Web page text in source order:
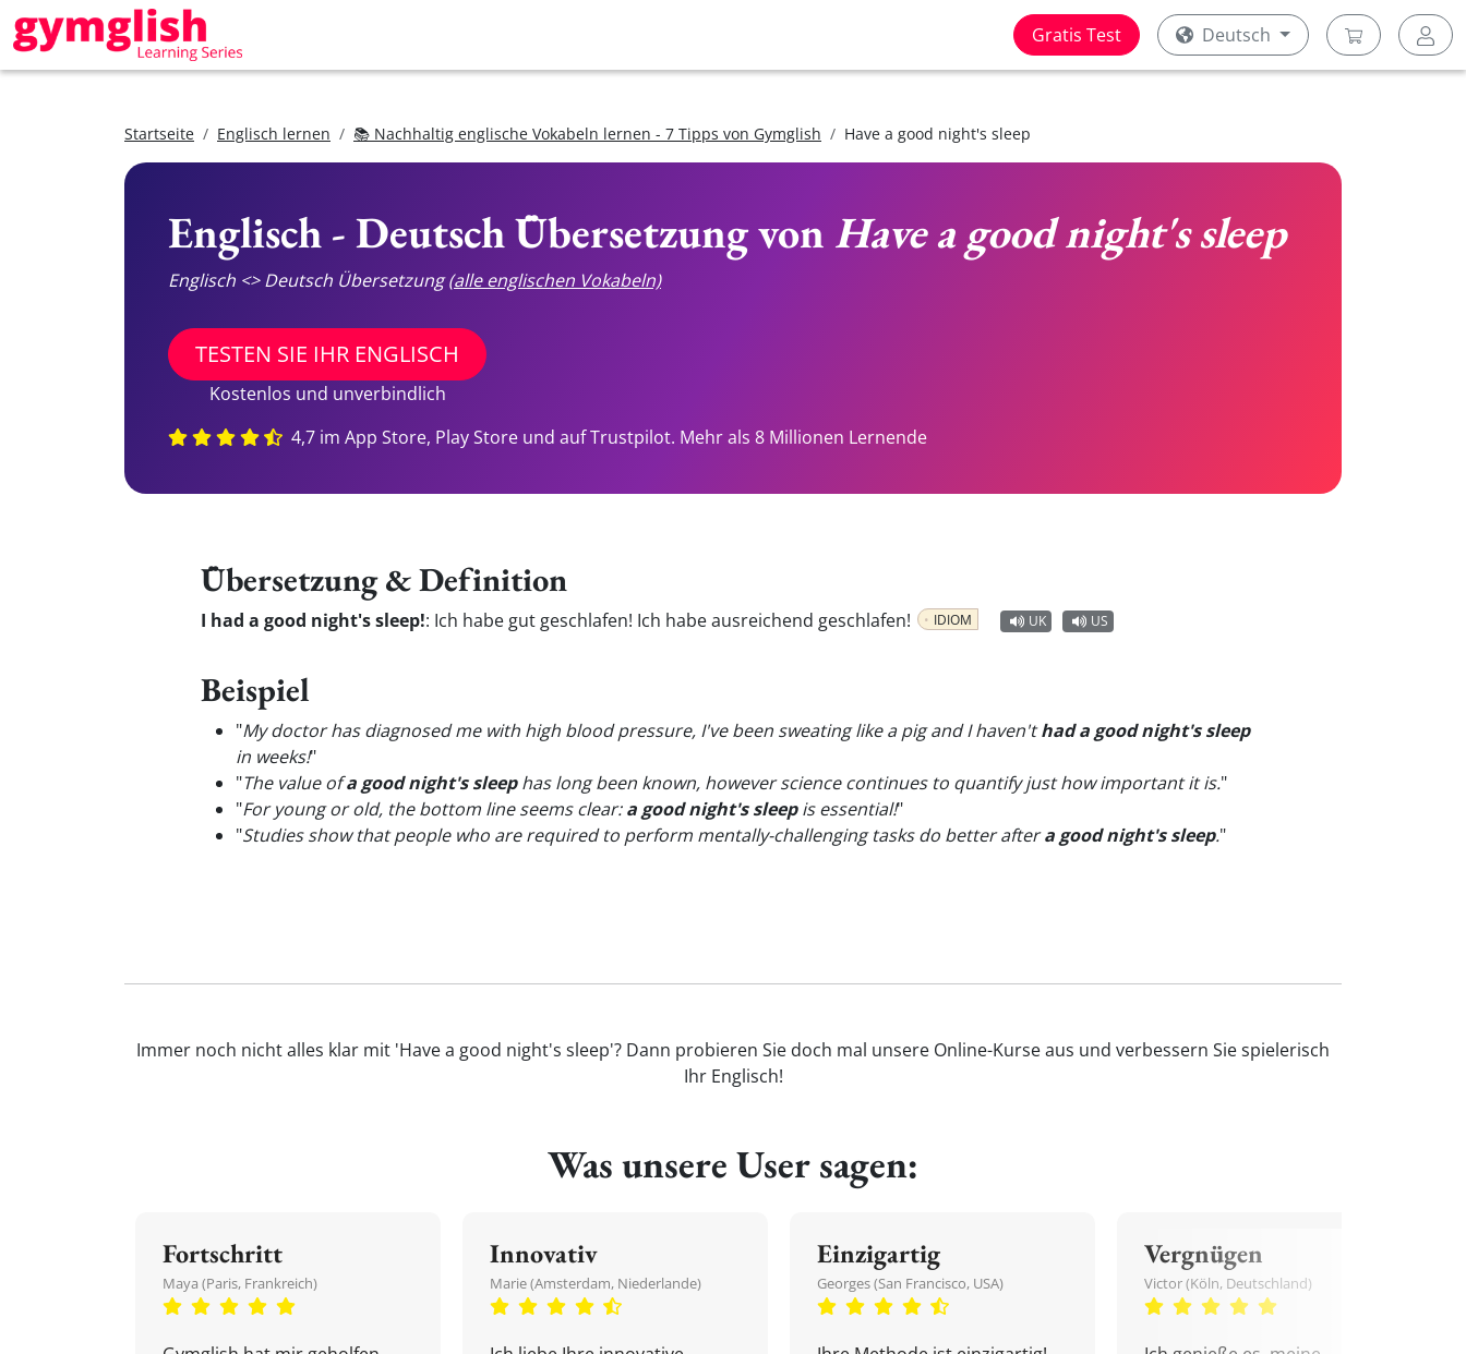
Gratis Test Deutsch
Startseite Englisch lernen 📚 Nachhaltig englische Vokabeln lernen - 7 Tipps von Gymglish Have a good night's sleep
Englisch - Deutsch Übersetzung von Have a good night's sleep
Englisch <> Deutsch Übersetzung(alle englischen Vokabeln)
TESTEN SIE IHR ENGLISCH
Kostenlos und unverbindlich
4,7 im App Store, Play Store und auf Trustpilot. Mehr als 8 Millionen Lernende
Übersetzung & Definition
I had a good night's sleep!: Ich habe gut geschlafen! Ich habe ausreichend geschlafen! IDIOM UK US
Beispiel
"My doctor has diagnosed me with high blood pressure, I've been sweating like a pig and I haven'thad a good night's sleep
in weeks!"
"The value ofa good night's sleephas long been known, however science continues to quantify just how important it is."
"For young or old, the bottom line seems clear:a good night's sleepis essential!"
"Studies show that people who are required to perform mentally-challenging tasks do better aftera good night's sleep."
Immer noch nicht alles klar mit 'Have a good night's sleep'? Dann probieren Sie doch mal unsere Online-Kurse aus und verbessern Sie spielerisch
Ihr Englisch!
Was unsere User sagen:
Fortschritt
Maya (Paris, Frankreich)
Innovativ
Marie (Amsterdam, Niederlande)
Einzigartig
Georges (San Francisco, USA)
Vergnügen
Victor (Köln, Deutschland)